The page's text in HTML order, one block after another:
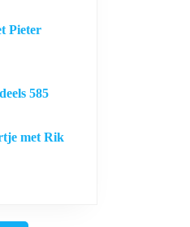
Pieter
585
met Rik